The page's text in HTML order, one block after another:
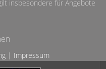
insbesondere für Angebote
| Impressum